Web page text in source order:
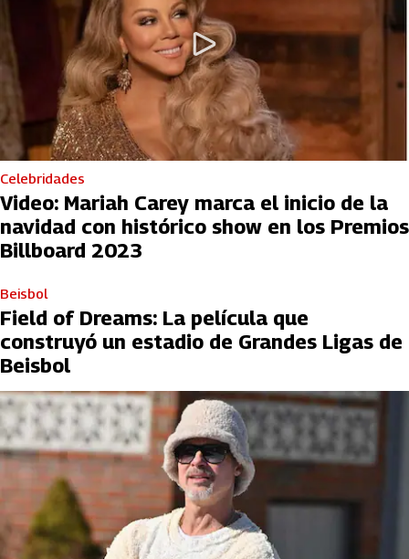
Celebridades
Video: Mariah Carey marca el inicio de la
navidad con histórico show en los Premios
Billboard 2023
Beisbol
Field of Dreams: La película que
construyó un estadio de Grandes Ligas de
Beisbol